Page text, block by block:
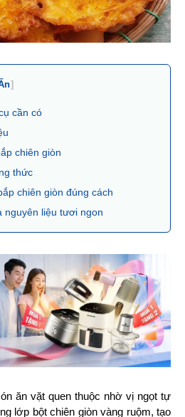
]
cần có
chiên giòn
thức
chiên giòn đúng cách
nguyên liệu tươi ngon
ăn vặt quen thuộc nhờ vị ngọt tự
lớp bột chiên giòn vàng ruộm, tạo